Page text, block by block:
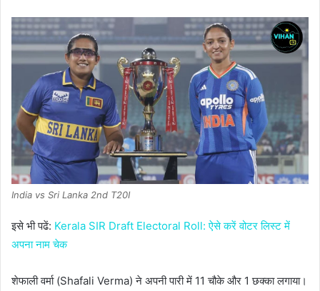
India vs Sri Lanka 2nd T20I
इसे भी पढें: Kerala SIR Draft Electoral Roll: ऐसे करें वोटर लिस्ट में
अपना नाम चेक
शेफाली वर्मा (Shafali Verma) ने अपनी पारी में 11 चौके और 1 छक्का लगाया।